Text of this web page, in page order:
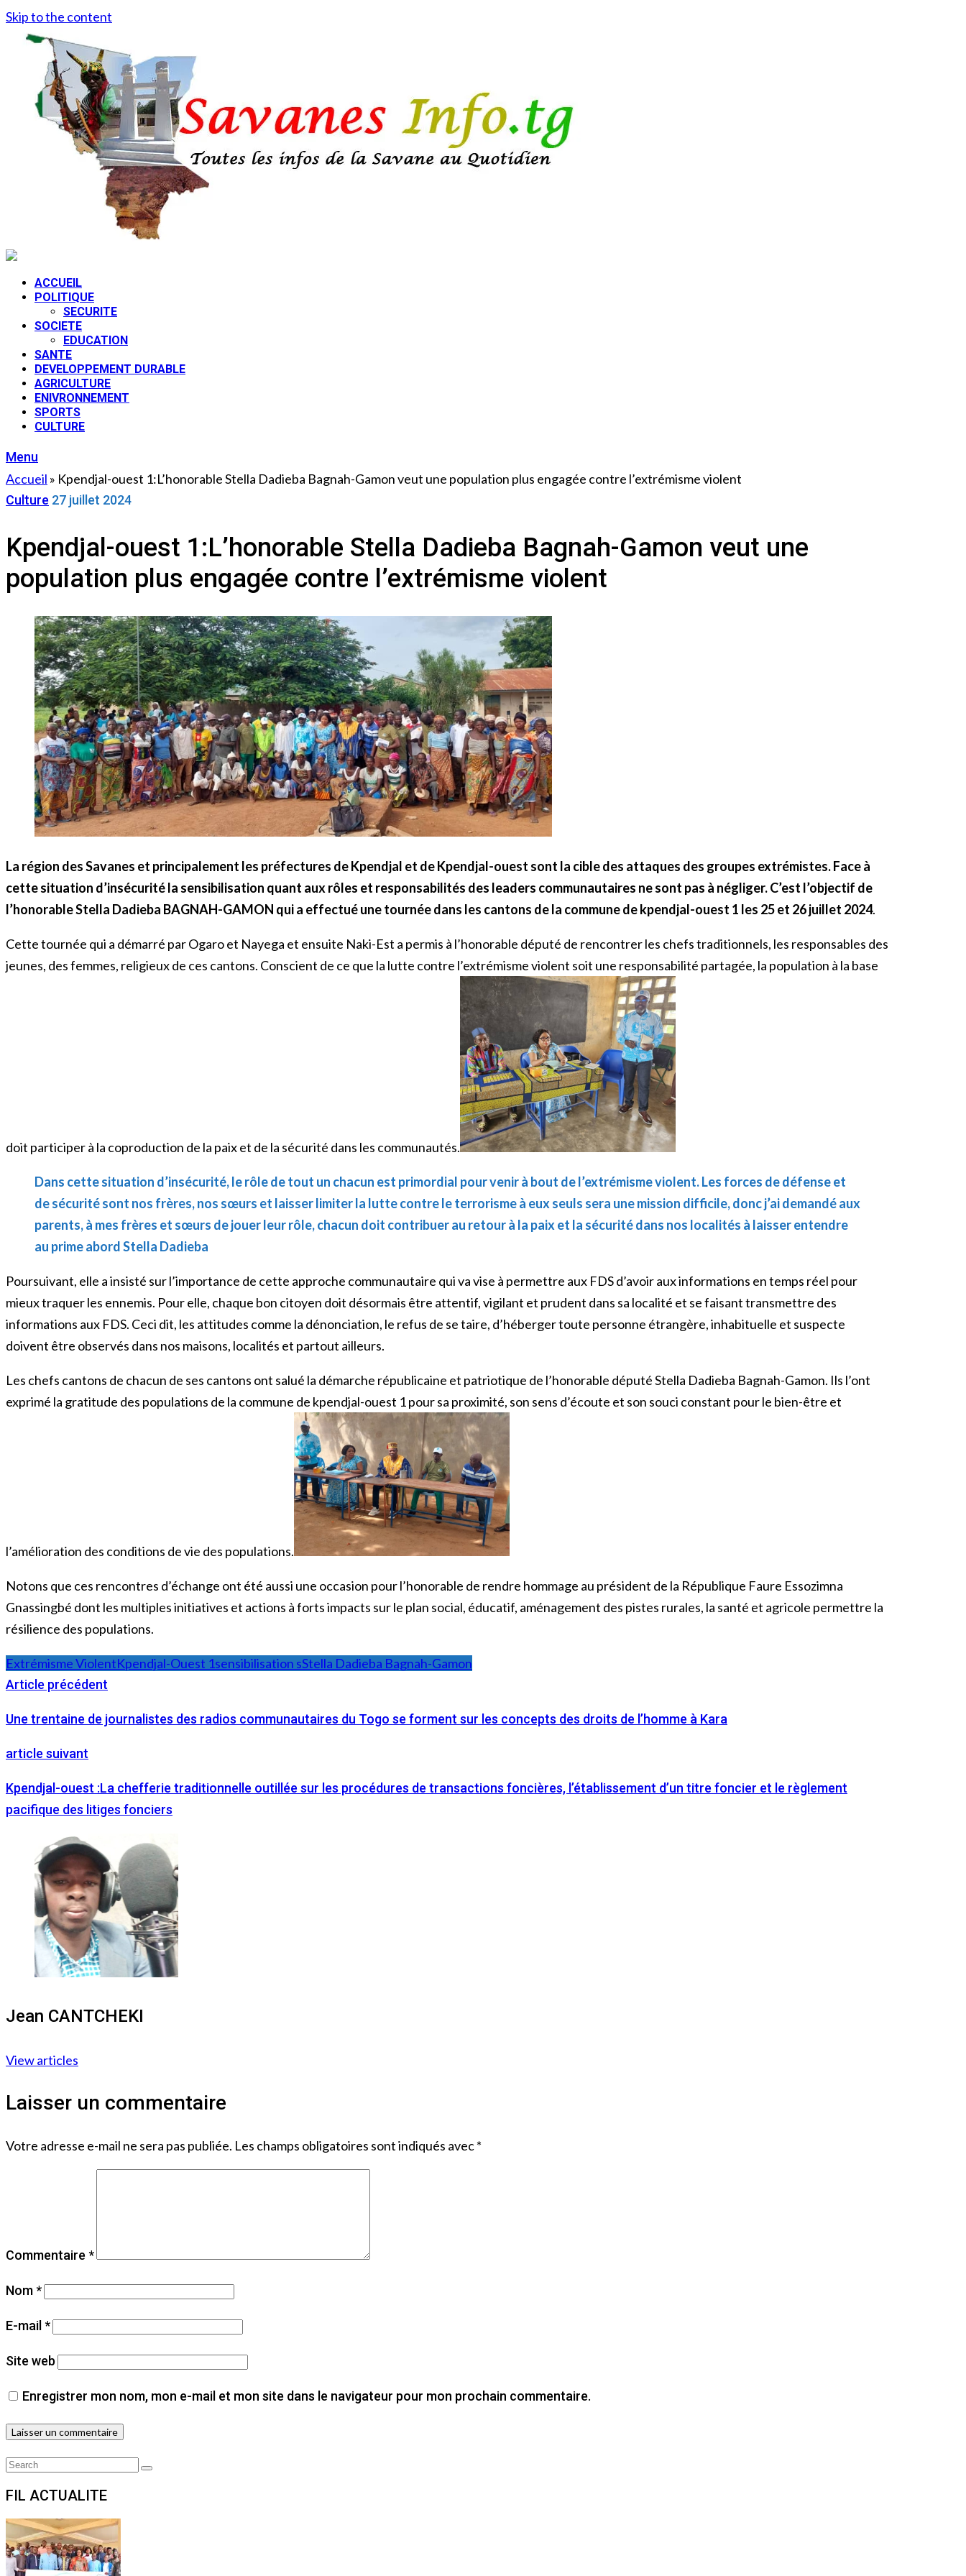
Skip to the content
ACCUEIL
POLITIQUE
SECURITE
SOCIETE
EDUCATION
SANTE
DEVELOPPEMENT DURABLE
AGRICULTURE
ENIVRONNEMENT
SPORTS
CULTURE
Menu
Accueil » Kpendjal-ouest 1:L’honorable Stella Dadieba Bagnah-Gamon veut une population plus engagée contre l’extrémisme violent
Culture 27 juillet 2024
Kpendjal-ouest 1:L’honorable Stella Dadieba Bagnah-Gamon veut une
population plus engagée contre l’extrémisme violent
La région des Savanes et principalement les préfectures de Kpendjal et de Kpendjal-ouest sont la cible des attaques des groupes extrémistes. Face à
cette situation d’insécurité la sensibilisation quant aux rôles et responsabilités des leaders communautaires ne sont pas à négliger. C’est l’objectif de
l’honorable Stella Dadieba BAGNAH-GAMON qui a effectué une tournée dans les cantons de la commune de kpendjal-ouest 1 les 25 et 26 juillet 2024.
Cette tournée qui a démarré par Ogaro et Nayega et ensuite Naki-Est a permis à l’honorable député de rencontrer les chefs traditionnels, les responsables des
jeunes, des femmes, religieux de ces cantons. Conscient de ce que la lutte contre l’extrémisme violent soit une responsabilité partagée, la population à la base
doit participer à la coproduction de la paix et de la sécurité dans les communautés.
Dans cette situation d’insécurité, le rôle de tout un chacun est primordial pour venir à bout de l’extrémisme violent. Les forces de défense et
de sécurité sont nos frères, nos sœurs et laisser limiter la lutte contre le terrorisme à eux seuls sera une mission difficile, donc j’ai demandé aux
parents, à mes frères et sœurs de jouer leur rôle, chacun doit contribuer au retour à la paix et la sécurité dans nos localités à laisser entendre
au prime abord Stella Dadieba
Poursuivant, elle a insisté sur l’importance de cette approche communautaire qui va vise à permettre aux FDS d’avoir aux informations en temps réel pour
mieux traquer les ennemis. Pour elle, chaque bon citoyen doit désormais être attentif, vigilant et prudent dans sa localité et se faisant transmettre des
informations aux FDS. Ceci dit, les attitudes comme la dénonciation, le refus de se taire, d’héberger toute personne étrangère, inhabituelle et suspecte
doivent être observés dans nos maisons, localités et partout ailleurs.
Les chefs cantons de chacun de ses cantons ont salué la démarche républicaine et patriotique de l’honorable député Stella Dadieba Bagnah-Gamon. Ils l’ont
exprimé la gratitude des populations de la commune de kpendjal-ouest 1 pour sa proximité, son sens d’écoute et son souci constant pour le bien-être et
l’amélioration des conditions de vie des populations.
Notons que ces rencontres d’échange ont été aussi une occasion pour l’honorable de rendre hommage au président de la République Faure Essozimna
Gnassingbé dont les multiples initiatives et actions à forts impacts sur le plan social, éducatif, aménagement des pistes rurales, la santé et agricole permettre la
résilience des populations.
Extrémisme ViolentKpendjal-Ouest 1sensibilisation sStella Dadieba Bagnah-Gamon
Article précédent
Une trentaine de journalistes des radios communautaires du Togo se forment sur les concepts des droits de l’homme à Kara
article suivant
Kpendjal-ouest :La chefferie traditionnelle outillée sur les procédures de transactions foncières, l’établissement d’un titre foncier et le règlement
pacifique des litiges fonciers
Jean CANTCHEKI
View articles
Laisser un commentaire
Votre adresse e-mail ne sera pas publiée. Les champs obligatoires sont indiqués avec*
Commentaire *
Nom*
E-mail*
Site web
Enregistrer mon nom, mon e-mail et mon site dans le navigateur pour mon prochain commentaire.
Search
Search
FIL ACTUALITE